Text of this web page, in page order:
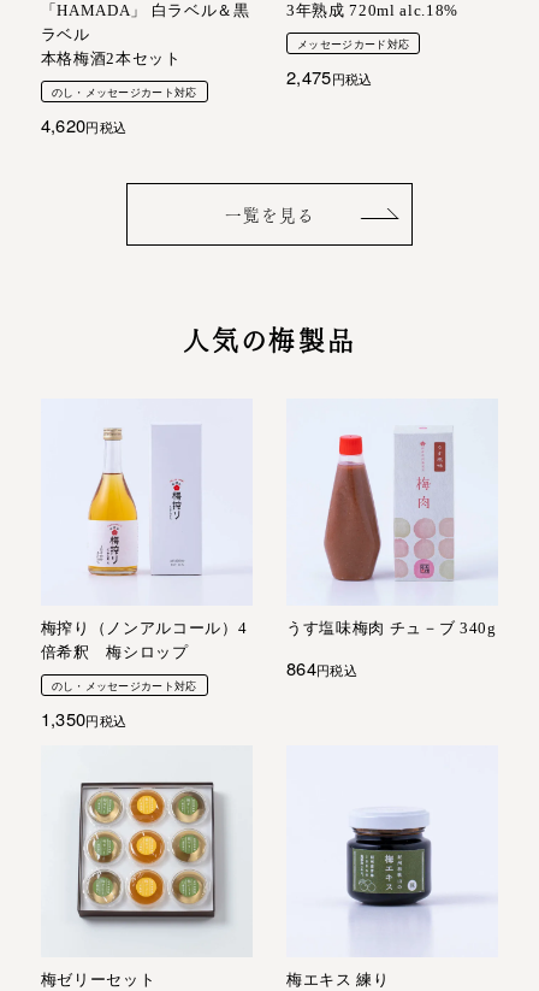
「HAMADA」 白ラベル＆黒
ラベル
本格梅酒2本セット
のし・メッセージカート対応
4,620 税込
3年熟成 720ml alc.18%
メッセージカード対応
2,475 税込
一覧を見る
人気の梅製品
梅搾り（ノンアルコール）4
倍希釈 梅シロップ
のし・メッセージカート対応
1,350 税込
うす塩味梅肉 チュ－ブ 340g
864 税込
梅ゼリーセット 梅エキス 練り